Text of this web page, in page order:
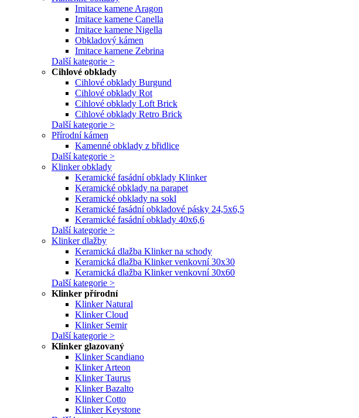
Imitace kamene Aragon
Imitace kamene Canella
Imitace kamene Nigella
Obkladový kámen
Imitace kamene Zebrina
Další kategorie >
Cihlové obklady
Cihlové obklady Burgund
Cihlové obklady Rot
Cihlové obklady Loft Brick
Cihlové obklady Retro Brick
Další kategorie >
Přírodní kámen
Kamenné obklady z břidlice
Další kategorie >
Klinker obklady
Keramické fasádní obklady Klinker
Keramické obklady na parapet
Keramické obklady na sokl
Keramické fasádní obkladové pásky 24,5x6,5
Keramické fasádní obklady 40x6,6
Další kategorie >
Klinker dlažby
Keramická dlažba Klinker na schody
Keramická dlažba Klinker venkovní 30x30
Keramická dlažba Klinker venkovní 30x60
Další kategorie >
Klinker přírodní
Klinker Natural
Klinker Cloud
Klinker Semir
Další kategorie >
Klinker glazovaný
Klinker Scandiano
Klinker Arteon
Klinker Taurus
Klinker Bazalto
Klinker Cotto
Klinker Keystone